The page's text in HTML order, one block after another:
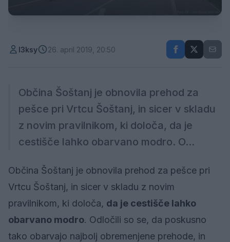
l3ksy 26. april 2019, 20:50
Občina Šoštanj je obnovila prehod za
pešce pri Vrtcu Šoštanj, in sicer v skladu
z novim pravilnikom, ki določa, da je
cestišče lahko obarvano modro. O...
Občina Šoštanj je obnovila prehod za pešce pri
Vrtcu Šoštanj, in sicer v skladu z novim
pravilnikom, ki določa, da je cestišče lahko
obarvano modro. Odločili so se, da poskusno
tako obarvajo najbolj obremenjene prehode, in